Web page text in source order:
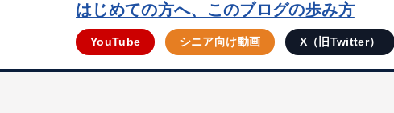
はじめての方へ、このブログの歩み方
YouTube シニア向け動画 X（旧Twitter）